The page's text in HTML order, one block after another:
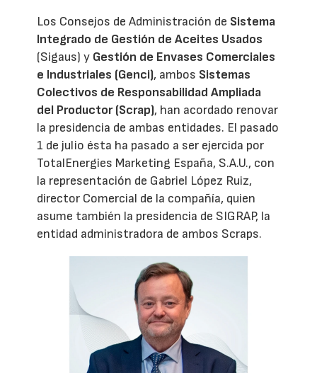
Los Consejos de Administración de Sistema
Integrado de Gestión de Aceites Usados
(Sigaus) y Gestión de Envases Comerciales
e Industriales (Genci), ambos Sistemas
Colectivos de Responsabilidad Ampliada
del Productor (Scrap), han acordado renovar
la presidencia de ambas entidades. El pasado
1 de julio ésta ha pasado a ser ejercida por
TotalEnergies Marketing España, S.A.U., con
la representación de Gabriel López Ruiz,
director Comercial de la compañía, quien
asume también la presidencia de SIGRAP, la
entidad administradora de ambos Scraps.